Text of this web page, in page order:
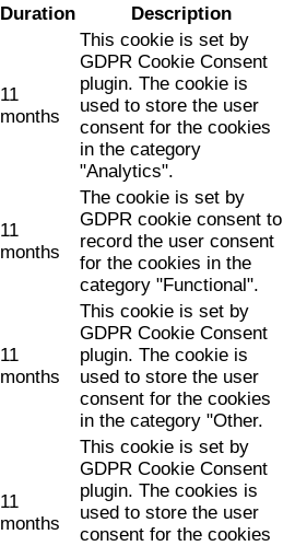
Duration Description
11
months
This cookie is set by
GDPR Cookie Consent
plugin. The cookie is
used to store the user
consent for the cookies
in the category
"Analytics".
11
months
The cookie is set by
GDPR cookie consent to
record the user consent
for the cookies in the
category "Functional".
11
months
This cookie is set by
GDPR Cookie Consent
plugin. The cookie is
used to store the user
consent for the cookies
in the category "Other.
11
months
This cookie is set by
GDPR Cookie Consent
plugin. The cookies is
used to store the user
consent for the cookies